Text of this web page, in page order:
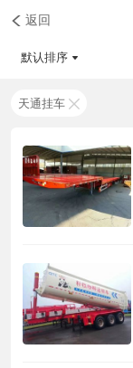
返回
默认排序
天通挂车